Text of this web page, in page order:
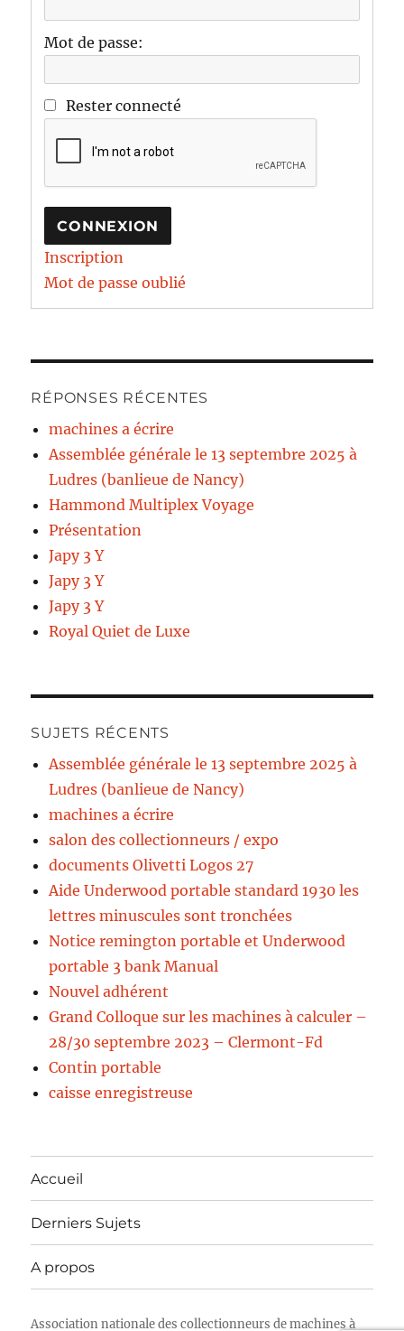
Mot de passe:
Rester connecté
CONNEXION
Inscription
Mot de passe oublié
RÉPONSES RÉCENTES
machines a écrire
Assemblée générale le 13 septembre 2025 à
Ludres (banlieue de Nancy)
Hammond Multiplex Voyage
Présentation
Japy 3 Y
Japy 3 Y
Japy 3 Y
Royal Quiet de Luxe
SUJETS RÉCENTS
Assemblée générale le 13 septembre 2025 à
Ludres (banlieue de Nancy)
machines a écrire
salon des collectionneurs / expo
documents Olivetti Logos 27
Aide Underwood portable standard 1930 les
lettres minuscules sont tronchées
Notice remington portable et Underwood
portable 3 bank Manual
Nouvel adhérent
Grand Colloque sur les machines à calculer –
28/30 septembre 2023 – Clermont-Fd
Contin portable
caisse enregistreuse
Accueil
Derniers Sujets
A propos
Association nationale des collectionneurs de machines à